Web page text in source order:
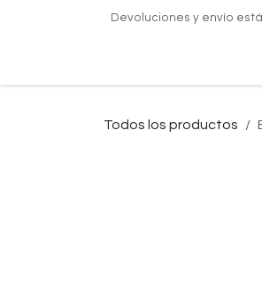
Devoluciones y envío
Todos los productos